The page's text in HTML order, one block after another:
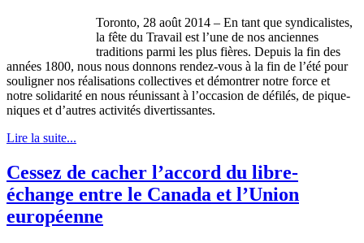
Toronto, 28 août 2014 – En tant que syndicalistes,
la fête du Travail est l’une de nos anciennes
traditions parmi les plus fières. Depuis la fin des
années 1800, nous nous donnons rendez-vous à la fin de l’été pour
souligner nos réalisations collectives et démontrer notre force et
notre solidarité en nous réunissant à l’occasion de défilés, de pique-
niques et d’autres activités divertissantes.
Lire la suite...
Cessez de cacher l’accord du libre-
échange entre le Canada et l’Union
européenne